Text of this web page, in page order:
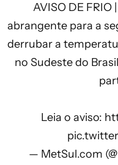
AVISO DE
abrangente para a
derrubar a
no Sudeste do
Leia o aviso:
— MetSul.com